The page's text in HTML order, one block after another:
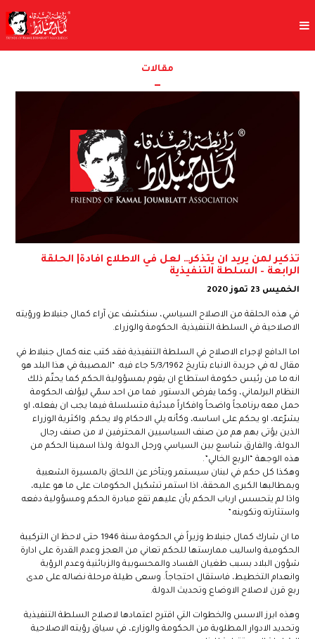
مقالات
تذكير لمن يريد ان يتذكر… لعل في الاطلاع افادة| الحلقة
الرابعة – السلطة التنفيذية
الخميس 23 تموز 2020
في هذه الحلقة من الاصلاح السياسي، سنكشف عن آراء كمال جنبلاط ورؤيته
الاصلاحية في السلطة التنفيذية: الحكومة والوزراء.
اما الدافع لإجراء الاصلاح في السلطة التنفيذية فقد كتب عنه كمال جنبلاط في
مقال له في جريدة الانباء بتاريخ 5/3/1962 جاء فيه: “المصيبة في هذا البلد هو
انه ما من رئيس حكومة استطاع ان يقوم بمسؤولية الحكم كما يحتّم ذلك
النظام البرلماني، وكما يفرض الدستور. فما من احد سمّي ليؤلف الحكومة
حمل معه برنامجاً واضحاً وافكاراً مبدئية متسلسلة فيما يجب ان يفعله، او
يشرّعه، او يحكم على اساسه، وكأنه يلي الاحكام ولا يحكم. واكثرية الوزراء
الذين يؤتى بهم هم من صنف السياسيين المحترفين لا من صنف رجال
الدولة، والفارق شاسع بين السياسي ورجل الدولة. ولذا اسمينا الحكم من
هذه الوجهة “الربع الخالي”.
وهكذا كل حكم في لبنان سيستمر ويتأخر عن اللحاق بالمسيرة الشعبية
وبمطالبها الكبرى المحقة، اذا استمر تشكيل الحكومات على ما هو عليه،
واذا لم يتحسس ارباب الحكم بأن عليهم تقع مبادرة الحكم ومسؤولية دفعه
واستثارته وتكوينه.”
ما ان شارك كمال جنبلاط وزيراً في الحكومة سنة 1946 حتى لاحظ ان التركيبة
الحكومية واساليب ممارستها للحكم تعاني من العجز وعدم القدرة على ادارة
شؤون البلاد بسبب طغيان الفساد والمحسوبية والزبائنية وعدم الرؤية
وانعدام التخطيط، فاستقال احتجاجاً. وسعى طيلة مرحلة نضاله على مدى
ربع قرن لاصلاح الاوضاع وتحديث الدولة.
وهذه ابرز الاسس والخطوات التي اقترح اعتمادها لاصلاح السلطة التنفيذية
وتحديد الادوار المطلوبة من الحكومة والوزارء، في سياق رؤيته الاصلاحية